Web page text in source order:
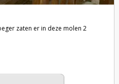
zaten er in deze molen 2